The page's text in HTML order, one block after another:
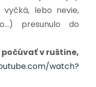
vyčká, lebo nevie,
presunulo do
v ruštine,
watch?